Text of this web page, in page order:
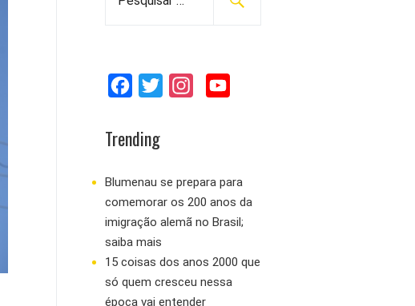
r
o
r
:
c
b
o
o
k
t
e
r
a
g
r
m
u
b
e
Trending
Blumenau se prepara para
comemorar os 200 anos da
imigração alemã no Brasil;
saiba mais
15 coisas dos anos 2000 que
só quem cresceu nessa
época vai entender